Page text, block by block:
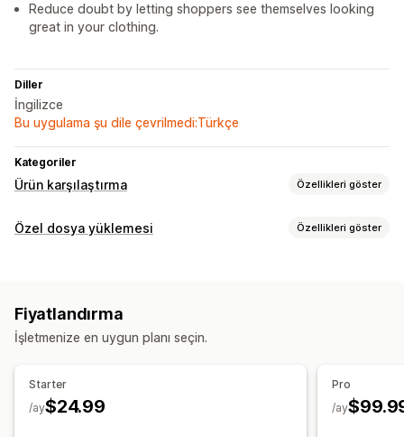
Reduce doubt by letting shoppers see themselves looking
great in your clothing.
Diller
İngilizce
Bu uygulama şu dile çevrilmedi:Türkçe
Kategoriler
Ürün karşılaştırma Özellikleri göster
Karşılaştırma araçları
Yapay zeka önerileri
Görseller
Görüntüleme seçenekleri
Özel CSS
Renk ve yazı tipi
Özel dosya yüklemesi Özellikleri göster
Dosya yönetimi
Fiyatlandırma
İşletmenize en uygun planı seçin.
Starter
$24.99
/ay
Pro
/ay